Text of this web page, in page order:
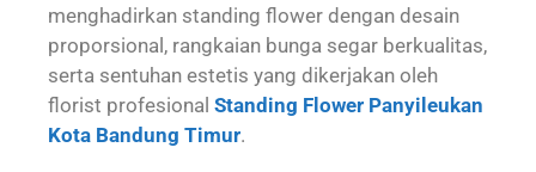
menghadirkan standing flower dengan desain
proporsional, rangkaian bunga segar berkualitas,
serta sentuhan estetis yang dikerjakan oleh
florist profesional Standing Flower Panyileukan
Kota Bandung Timur.